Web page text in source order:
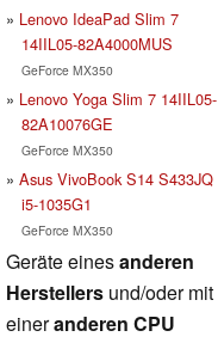
Lenovo IdeaPad Slim 7
14IIL05-82A4000MUS
GeForce MX350
Lenovo Yoga Slim 7 14IIL05-
82A10076GE
GeForce MX350
Asus VivoBook S14 S433JQ
i5-1035G1
GeForce MX350
Geräte einesanderen
Herstellers und/oder mit
eineranderen CPU